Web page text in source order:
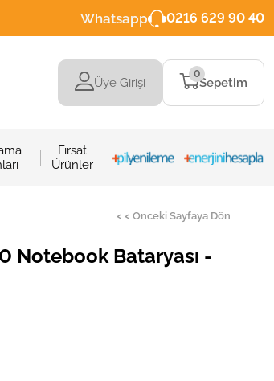
Whatsapp 0216 629 90 40
Üye Girişi Sepetim
0
Fırsat
Ürünler
< < Önceki Sayfaya Dön
Notebook Bataryası -